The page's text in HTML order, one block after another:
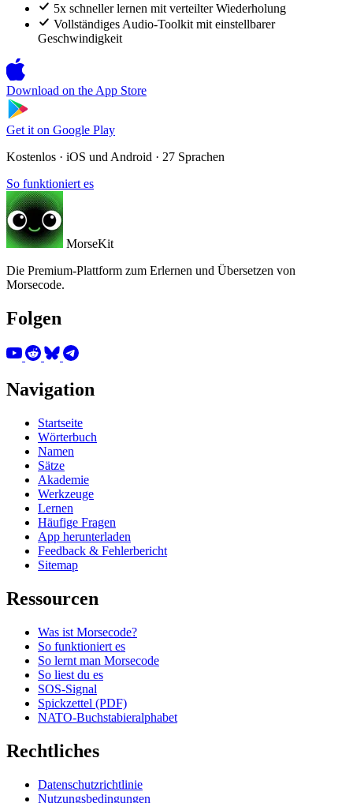
5x schneller lernen mit verteilter Wiederholung
Vollständiges Audio-Toolkit mit einstellbarer
Geschwindigkeit
Download on the App Store
Get it on Google Play
Kostenlos · iOS und Android · 27 Sprachen
So funktioniert es
MorseKit
Die Premium-Plattform zum Erlernen und Übersetzen von
Morsecode.
Folgen
Navigation
Startseite
Wörterbuch
Namen
Sätze
Akademie
Werkzeuge
Lernen
Häufige Fragen
App herunterladen
Feedback & Fehlerbericht
Sitemap
Ressourcen
Was ist Morsecode?
So funktioniert es
So lernt man Morsecode
So liest du es
SOS-Signal
Spickzettel (PDF)
NATO-Buchstabieralphabet
Rechtliches
Datenschutzrichtlinie
Nutzungsbedingungen